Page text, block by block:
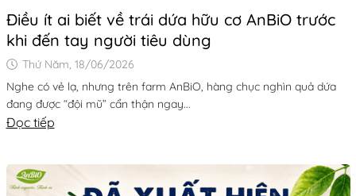
Điều ít ai biết về trái dứa hữu cơ AnBiO trước
khi đến tay người tiêu dùng
Thứ Năm, 18/06/2026
Nghe có vẻ lạ, nhưng trên farm AnBiO, hàng chục nghìn quả dứa
đang được “đội mũ” cẩn thận ngay...
Đọc tiếp